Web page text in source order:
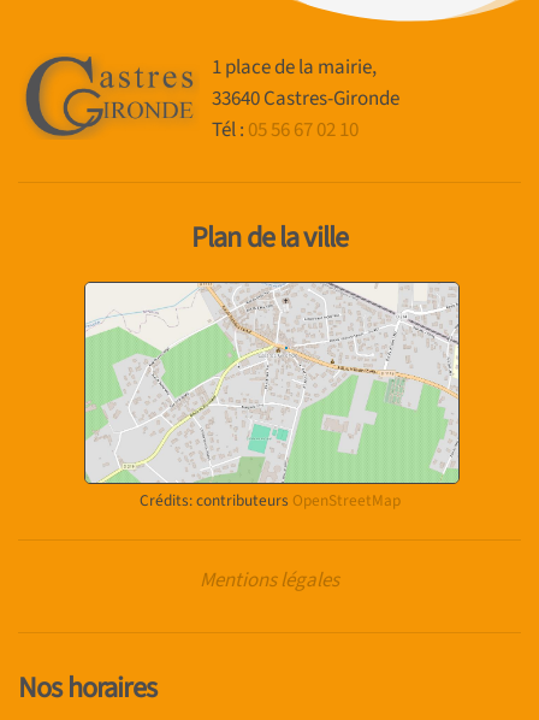
1 place de la mairie,
33640 Castres-Gironde
Tél : 05 56 67 02 10
Plan de la ville
Crédits: contributeurs OpenStreetMap
Mentions légales
Nos horaires